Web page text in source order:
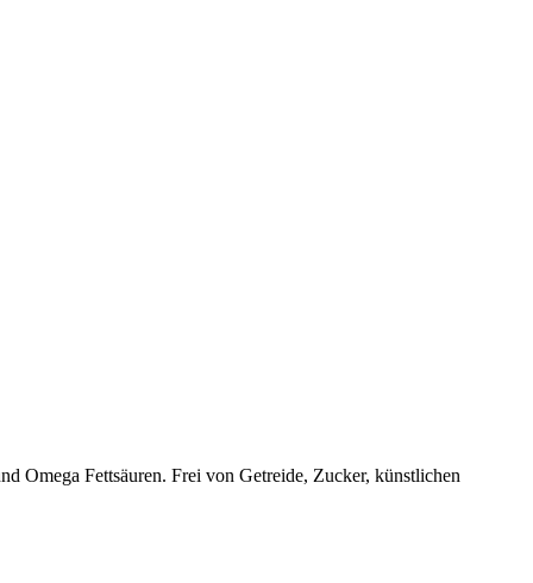
Omega Fettsäuren. Frei von Getreide, Zucker, künstlichen